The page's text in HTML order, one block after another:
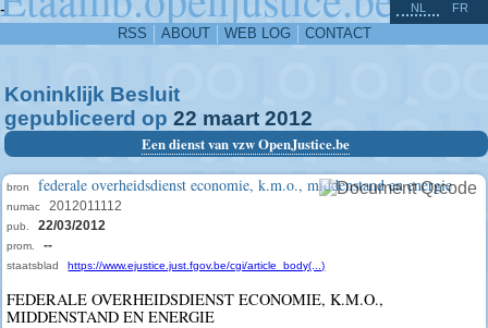
-
RSS ABOUT WEB LOG CONTACT
NL FR
Koninklijk Besluit
gepubliceerd op 22 maart 2012
Een dienst van vzw OpenJustice.be
bron federale overheidsdienst economie, k.m.o., middenstand en energie
numac 2012011112
pub. 22/03/2012
prom. --
staatsblad https://www.ejustice.just.fgov.be/cgi/article_body(...)
FEDERALE OVERHEIDSDIENST ECONOMIE, K.M.O.,
MIDDENSTAND EN ENERGIE
^